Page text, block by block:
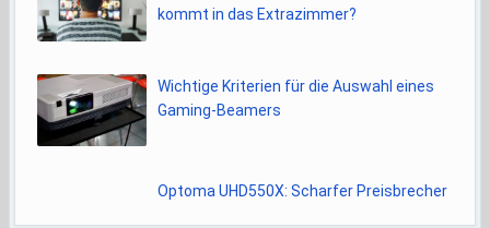
kommt in das Extrazimmer?
Wichtige Kriterien für die Auswahl eines
Gaming-Beamers
Optoma UHD550X: Scharfer Preisbrecher